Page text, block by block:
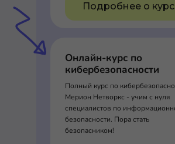
Подробнее о
Онлайн-курс по
кибербезопасности
Полный курс по
Мерион Нетворкс - учим с нуля
специалистов по
безопасности. Пора стать
безопасником!